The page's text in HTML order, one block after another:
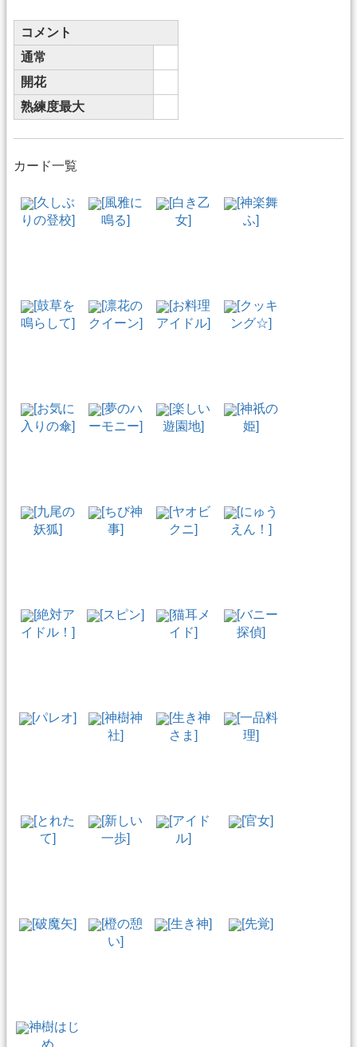
コメント
通常
開花
熟練度最大
カード一覧
[久しぶ
りの登校]
[風雅に
鳴る]
[白き乙
女]
[神楽舞
ふ]
[鼓草を
鳴らして]
[凛花の
クイーン]
[お料理
アイドル]
[クッキ
ング☆]
[お気に
入りの傘]
[夢のハ
ーモニー]
[楽しい
遊園地]
[神祇の
姫]
[九尾の
妖狐]
[ちび神
事]
[ヤオビ
クニ]
[にゅう
えん！]
[絶対ア
イドル！]
[スピン]
[猫耳メ
イド]
[バニー
探偵]
[パレオ]
[神樹神
社]
[生き神
さま]
[一品料
理]
[とれた
て]
[新しい
一歩]
[アイド
ル]
[官女]
[破魔矢]
[橙の憩
い]
[生き神] [先覚]
神樹はじ